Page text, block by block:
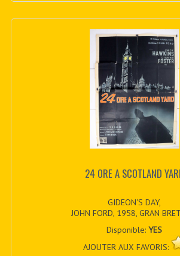
24 ORE A SCOTLAND
GIDEON'S DAY,
JOHN FORD, 1958, GRAN
Disponible:YES
AJOUTER AUX FAVORIS: